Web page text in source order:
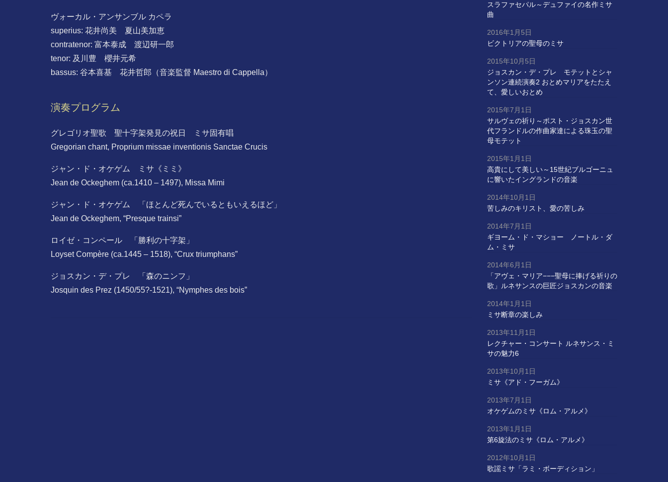
ヴォーカル・アンサンブル カペラ
superius: 花井尚美 夏山美加恵
contratenor: 富本泰成 渡辺研一郎
tenor: 及川豊 櫻井元希
bassus: 谷本喜基 花井哲郎（音楽監督 Maestro di Cappella）
演奏プログラム
グレゴリオ聖歌 聖十字架発見の祝日 ミサ固有唱
Gregorian chant, Proprium missae inventionis Sanctae Crucis
ジャン・ド・オケゲム ミサ《ミミ》
Jean de Ockeghem (ca.1410 – 1497), Missa Mimi
ジャン・ド・オケゲム 「ほとんど死んでいるともいえるほど」
Jean de Ockeghem, “Presque trainsi”
ロイゼ・コンペール 「勝利の十字架」
Loyset Compère (ca.1445 – 1518), “Crux triumphans”
ジョスカン・デ・プレ 「森のニンフ」
Josquin des Prez (1450/55?-1521), “Nymphes des bois”
スラファセパル～デュファイの名作ミサ
曲
ビクトリアの聖母のミサ
2016年1月5日
ジョスカン・デ・プレ モテットとシャ
ンソン連続演奏2 おとめマリアをたたえ
て、愛しいおとめ
2015年10月5日
サルヴェの祈り～ポスト・ジョスカン世
代フランドルの作曲家達による珠玉の聖
母モテット
2015年7月1日
高貴にして美しい～15世紀ブルゴーニュ
に響いたイングランドの音楽
2015年1月1日
苦しみのキリスト、愛の苦しみ
2014年10月1日
ギヨーム・ド・マショー ノートル・ダ
ム・ミサ
2014年7月1日
「アヴェ・マリア−−−聖母に捧げる祈りの
歌」ルネサンスの巨匠ジョスカンの音楽
2014年6月1日
ミサ断章の楽しみ
2014年1月1日
レクチャー・コンサート ルネサンス・ミ
サの魅力6
2013年11月1日
ミサ《アド・フーガム》
2013年10月1日
オケゲムのミサ《ロム・アルメ》
2013年7月1日
第6旋法のミサ《ロム・アルメ》
2013年1月1日
歌謡ミサ「ラミ・ボーディション」
2012年10月1日